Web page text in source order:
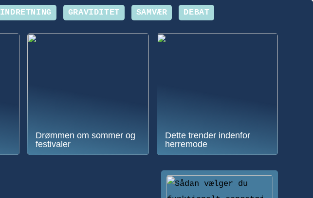
INDRETNING GRAVIDITET SAMVÆR DEBAT
Drømmen om sommer og
festivaler
Dette trender indenfor
herremode